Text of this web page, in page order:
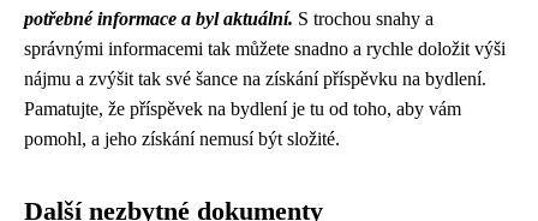
potřebné informace a byl aktuální. S trochou snahy a
správnými informacemi tak můžete snadno a rychle doložit výši
nájmu a zvýšit tak své šance na získání příspěvku na bydlení.
Pamatujte, že příspěvek na bydlení je tu od toho, aby vám
pomohl, a jeho získání nemusí být složité.
Další nezbytné dokumenty